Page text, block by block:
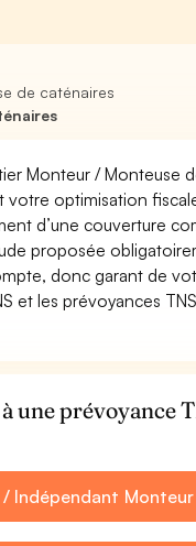
de caténaires
Monteur / Monteuse
optimisation
d’une couverture
proposée
donc garant de
et les prévoyances
une prévoyance
Indépendant